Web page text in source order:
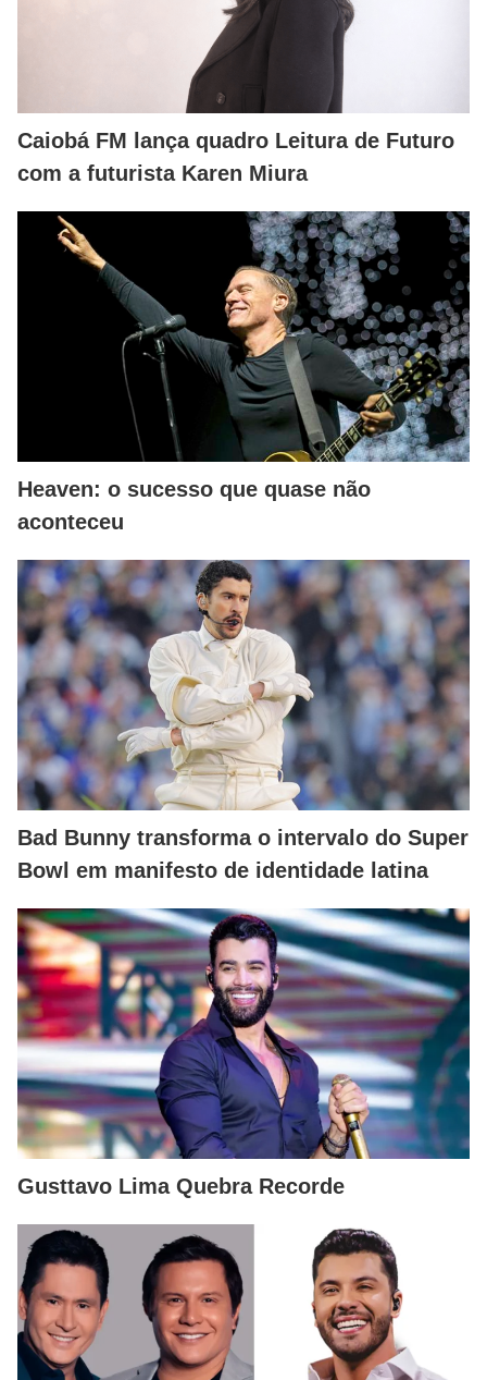
Caiobá FM lança quadro Leitura de Futuro
com a futurista Karen Miura
Heaven: o sucesso que quase não
aconteceu
Bad Bunny transforma o intervalo do Super
Bowl em manifesto de identidade latina
Gusttavo Lima Quebra Recorde